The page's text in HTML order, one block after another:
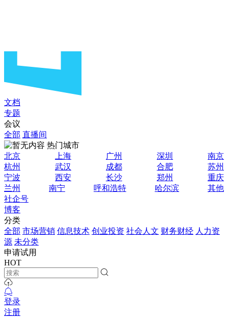
文档
专题
会议
全部 直播间
热门城市
北京
上海 广州 深圳
南京
杭州
武汉 成都 合肥
苏州
宁波
西安 长沙 郑州
重庆
兰州
南宁 呼和浩特 哈尔滨
其他
社企号
博客
分类
全部 市场营销 信息技术 创业投资 社会人文 财务财经 人力资
源 未分类
申请试用
HOT
登录
注册